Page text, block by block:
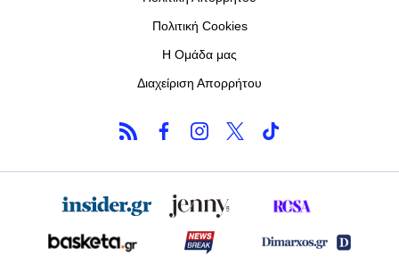
Πολιτική Cookies
Η Ομάδα μας
Διαχείριση Απορρήτου